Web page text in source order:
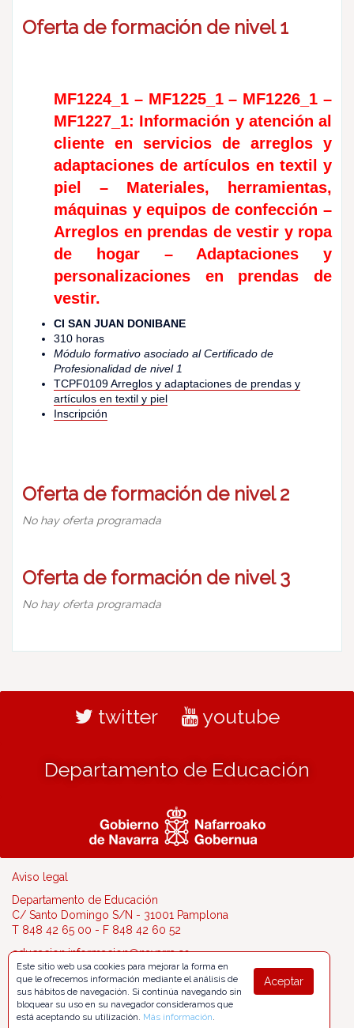
Oferta de formación de nivel 1
MF1224_1 – MF1225_1 – MF1226_1 –
MF1227_1: Información y atención al
cliente en servicios de arreglos y
adaptaciones de artículos en textil y
piel – Materiales, herramientas,
máquinas y equipos de confección –
Arreglos en prendas de vestir y ropa
de hogar – Adaptaciones y
personalizaciones en prendas de
vestir.
CI SAN JUAN DONIBANE
310 horas
Módulo formativo asociado al Certificado de
Profesionalidad de nivel 1
TCPF0109 Arreglos y adaptaciones de prendas y
artículos en textil y piel
Inscripción
Oferta de formación de nivel 2
No hay oferta programada
Oferta de formación de nivel 3
No hay oferta programada
twitter youtube
Departamento de Educación
Aviso legal
Departamento de Educación
C/ Santo Domingo S/N - 31001 Pamplona
T 848 42 65 00 - F 848 42 60 52
educacion.informacion@navarra.es
Aceptar
Este sitio web usa cookies para mejorar la forma en
que le ofrecemos información mediante el análisis de
sus hábitos de navegación. Si continúa navegando sin
bloquear su uso en su navegador consideramos que
está aceptando su utilización. Más información.